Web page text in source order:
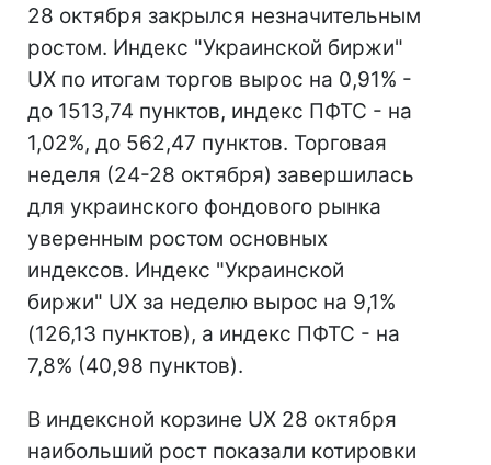
28 октября закрылся незначительным
ростом. Индекс "Украинской биржи"
UX по итогам торгов вырос на 0,91% -
до 1513,74 пунктов, индекс ПФТС - на
1,02%, до 562,47 пунктов. Торговая
неделя (24-28 октября) завершилась
для украинского фондового рынка
уверенным ростом основных
индексов. Индекс "Украинской
биржи" UX за неделю вырос на 9,1%
(126,13 пунктов), а индекс ПФТС - на
7,8% (40,98 пунктов).
В индексной корзине UX 28 октября
наибольший рост показали котировки